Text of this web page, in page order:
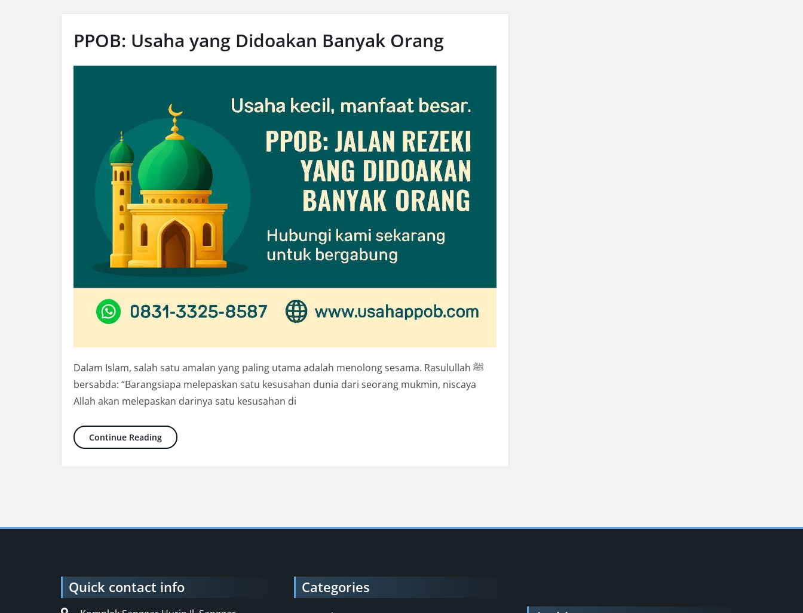
PPOB: Usaha yang Didoakan Banyak Orang
Dalam Islam, salah satu amalan yang paling utama adalah menolong sesama. Rasulullah ﷺ
bersabda: “Barangsiapa melepaskan satu kesusahan dunia dari seorang mukmin, niscaya
Allah akan melepaskan darinya satu kesusahan di
Continue ReadingPPOB: Usaha yang Didoakan Banyak Orang
Quick contact info Categories